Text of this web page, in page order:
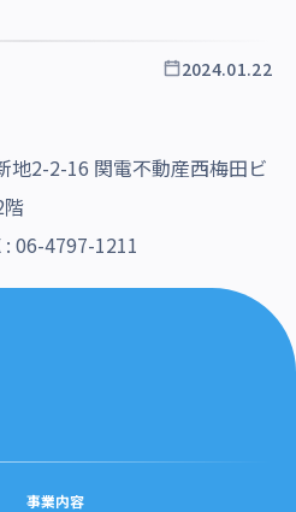
2024.01.22
地2-2-16 関電不動産西梅田ビ
: 06-4797-1211
事業内容